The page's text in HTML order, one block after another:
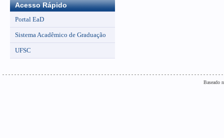
Acesso Rápido
Portal EaD
Sistema Acadêmico de Graduação
UFSC
Baseado